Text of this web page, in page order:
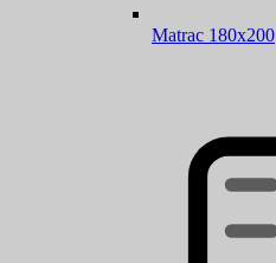
Matrac 180x200